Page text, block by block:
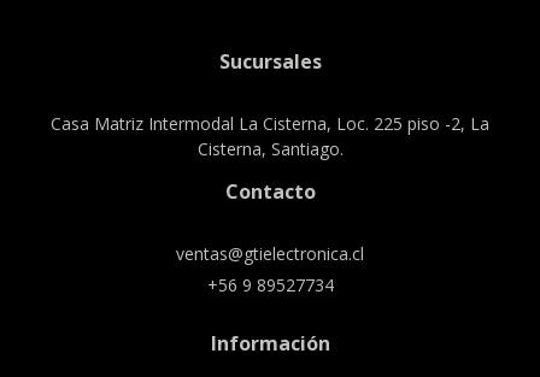
Sucursales
Casa Matriz Intermodal La Cisterna, Loc. 225 piso -2, La
Cisterna, Santiago.
Contacto
ventas@gtielectronica.cl
+56 9 89527734
Información